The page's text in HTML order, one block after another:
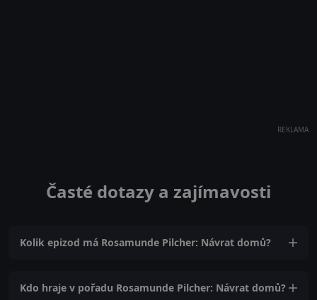
REKLAMA
Časté dotazy a zajímavosti
Kolik epizod má Rosamunde Pilcher: Návrat domů?
Kdo hraje v pořadu Rosamunde Pilcher: Návrat domů?